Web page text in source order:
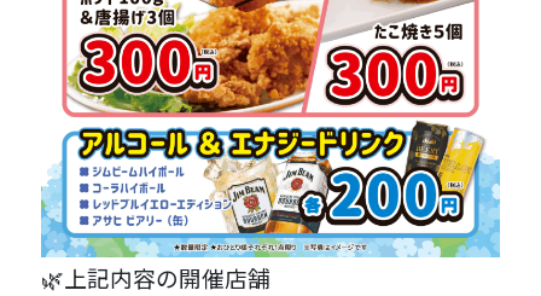
🌿上記内容の開催店舗